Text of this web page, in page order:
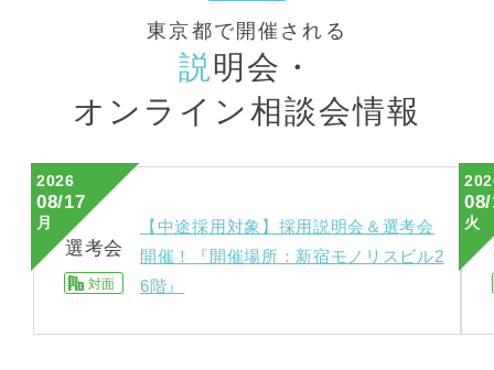
東京都で開催される
説明会・
オンライン相談会情報
2026
08/17
月
選考会
対面
【中途採用対象】採用説明会＆選考会
開催！『開催場所：新宿モノリスビル2
6階』
火